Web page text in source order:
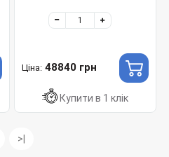
Wedge Black
Ціна: 48840 грн
Купити в 1 клік
>|